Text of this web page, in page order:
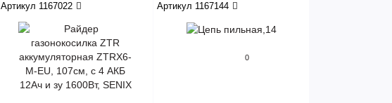
Артикул 1167022 Артикул 1167144
0